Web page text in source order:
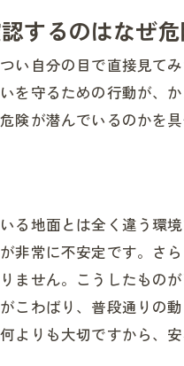
するのはなぜ危
い自分の目で直接見て
を守るための行動が、
険が潜んでいるのかを具
る地面とは全く違う環
非常に不安定です。さ
ません。こうしたもの
こわばり、普段通りの
よりも大切ですから、